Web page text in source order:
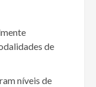
de
níveis de